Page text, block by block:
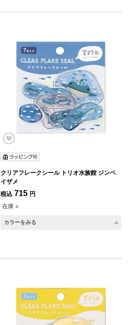
クリアフレークシール トリオ水族館 ジンベ
イザメ
税込 715 円
在庫 ○
カラーをみる